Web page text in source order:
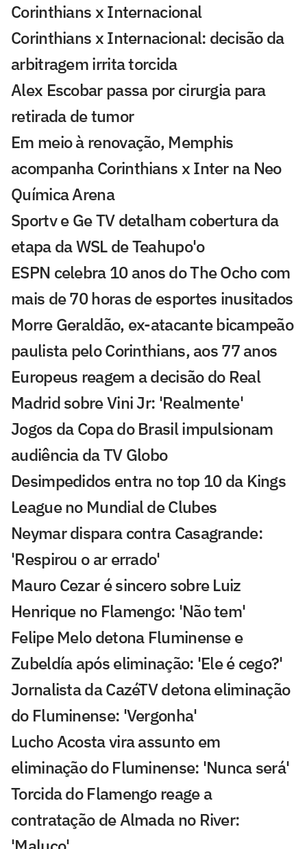
Corinthians x Internacional
Corinthians x Internacional: decisão da
arbitragem irrita torcida
Alex Escobar passa por cirurgia para
retirada de tumor
Em meio à renovação, Memphis
acompanha Corinthians x Inter na Neo
Química Arena
Sportv e Ge TV detalham cobertura da
etapa da WSL de Teahupo'o
ESPN celebra 10 anos do The Ocho com
mais de 70 horas de esportes inusitados
Morre Geraldão, ex-atacante bicampeão
paulista pelo Corinthians, aos 77 anos
Europeus reagem a decisão do Real
Madrid sobre Vini Jr: 'Realmente'
Jogos da Copa do Brasil impulsionam
audiência da TV Globo
Desimpedidos entra no top 10 da Kings
League no Mundial de Clubes
Neymar dispara contra Casagrande:
'Respirou o ar errado'
Mauro Cezar é sincero sobre Luiz
Henrique no Flamengo: 'Não tem'
Felipe Melo detona Fluminense e
Zubeldía após eliminação: 'Ele é cego?'
Jornalista da CazéTV detona eliminação
do Fluminense: 'Vergonha'
Lucho Acosta vira assunto em
eliminação do Fluminense: 'Nunca será'
Torcida do Flamengo reage a
contratação de Almada no River: